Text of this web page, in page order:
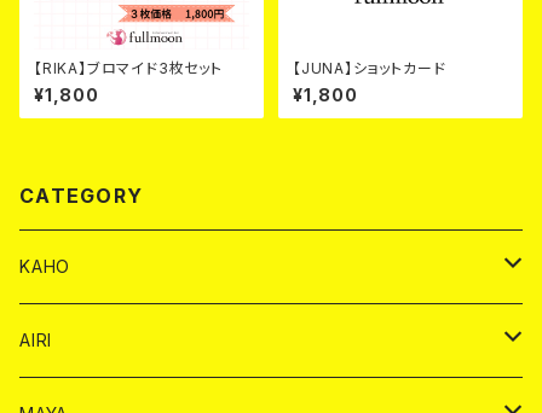
【RIKA】ブロマイド3枚セット
¥1,800
【JUNA】ショットカード
¥1,800
CATEGORY
KAHO
シャンパンカード
モエシャンドン カード
AIRI